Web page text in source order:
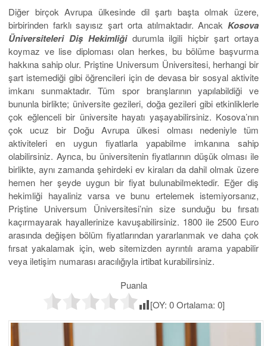
Diğer birçok Avrupa ülkesinde dil şartı başta olmak üzere,
birbirinden farklı sayısız şart orta atılmaktadır. Ancak Kosova
Üniversiteleri Diş Hekimliği durumla ilgili hiçbir şart ortaya
koymaz ve lise diploması olan herkes, bu bölüme başvurma
hakkına sahip olur. Priştine Universum Üniversitesi, herhangi bir
şart istemediği gibi öğrencileri için de devasa bir sosyal aktivite
imkanı sunmaktadır. Tüm spor branşlarının yapılabildiği ve
bununla birlikte; üniversite gezileri, doğa gezileri gibi etkinliklerle
çok eğlenceli bir üniversite hayatı yaşayabilirsiniz. Kosova’nın
çok ucuz bir Doğu Avrupa ülkesi olması nedeniyle tüm
aktiviteleri en uygun fiyatlarla yapabilme imkanına sahip
olabilirsiniz. Ayrıca, bu üniversitenin fiyatlarının düşük olması ile
birlikte, aynı zamanda şehirdeki ev kiraları da dahil olmak üzere
hemen her şeyde uygun bir fiyat bulunabilmektedir. Eğer diş
hekimliği hayaliniz varsa ve bunu ertelemek istemiyorsanız,
Priştine Universum Üniversitesi’nin size sunduğu bu fırsatı
kaçırmayarak hayallerinize kavuşabilirsiniz. 1800 ile 2500 Euro
arasında değişen bölüm fiyatlarından yararlanmak ve daha çok
fırsat yakalamak için, web sitemizden ayrıntılı arama yapabilir
veya iletişim numarası aracılığıyla irtibat kurabilirsiniz.
Puanla
[OY: 0Ortalama: 0]